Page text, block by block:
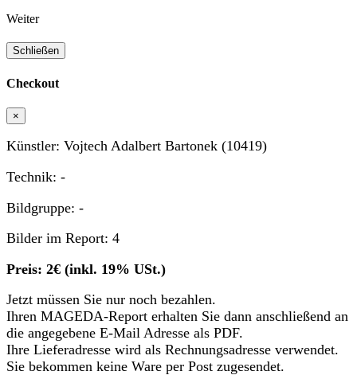
Weiter
Schließen
Checkout
×
Künstler: Vojtech Adalbert Bartonek (10419)
Technik: -
Bildgruppe: -
Bilder im Report: 4
Preis: 2€ (inkl. 19% USt.)
Jetzt müssen Sie nur noch bezahlen.
Ihren MAGEDA-Report erhalten Sie dann anschließend an
die angegebene E-Mail Adresse als PDF.
Ihre Lieferadresse wird als Rechnungsadresse verwendet.
Sie bekommen keine Ware per Post zugesendet.